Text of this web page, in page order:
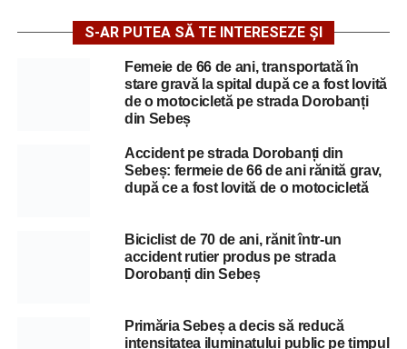
S-AR PUTEA SĂ TE INTERESEZE ȘI
Femeie de 66 de ani, transportată în
stare gravă la spital după ce a fost lovită
de o motocicletă pe strada Dorobanți
din Sebeș
Accident pe strada Dorobanți din
Sebeș: fermeie de 66 de ani rănită grav,
după ce a fost lovită de o motocicletă
Biciclist de 70 de ani, rănit într-un
accident rutier produs pe strada
Dorobanți din Sebeș
Primăria Sebeș a decis să reducă
intensitatea iluminatului public pe timpul